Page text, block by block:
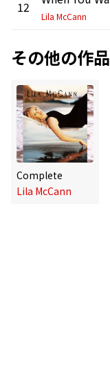
12
Lila McCann
その他の作品
Complete
Lila McCann